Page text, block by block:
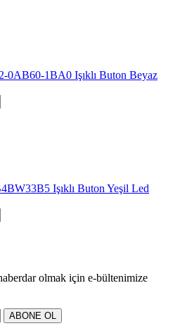
0AB60-1BA0 Işıklı Buton Beyaz
Işıklı Buton Yeşil Led
olmak için e-bültenimize
ABONE OL